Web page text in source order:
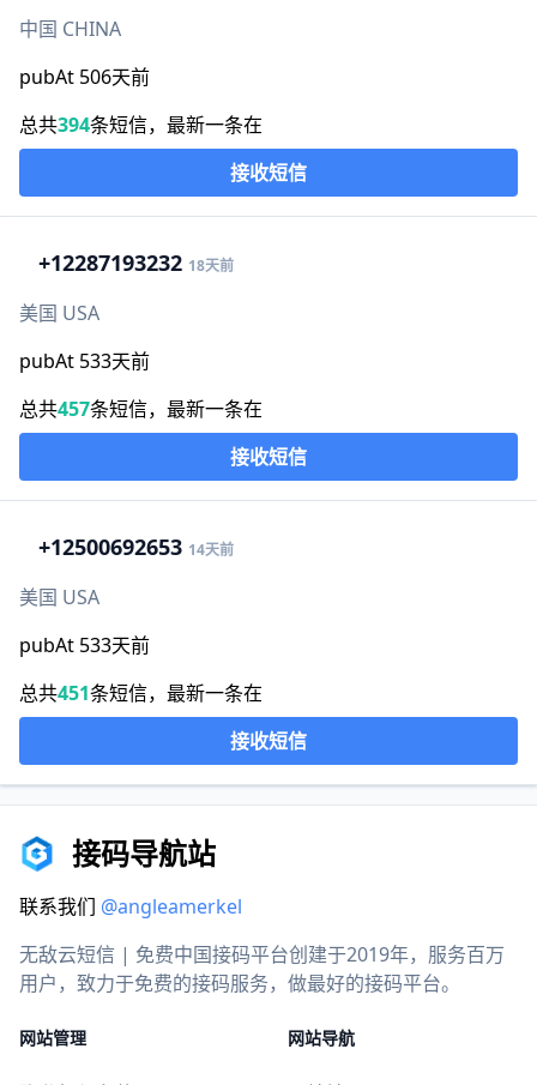
中国 CHINA
pubAt 506天前
总共394条短信，最新一条在
接收短信
+12287193232 18天前
美国 USA
pubAt 533天前
总共457条短信，最新一条在
接收短信
+12500692653 14天前
美国 USA
pubAt 533天前
总共451条短信，最新一条在
接收短信
接码导航站
联系我们 @angleamerkel
无敌云短信 | 免费中国接码平台创建于2019年，服务百万
用户，致力于免费的接码服务，做最好的接码平台。
网站管理 网站导航